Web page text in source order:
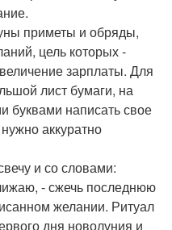
приметы и обряды,
цель которых -
зарплаты. Для
лист бумаги, на
буквами написать свое
аккуратно
и со словами:
- сжечь последнюю
желании. Ритуал
дня новолуния и